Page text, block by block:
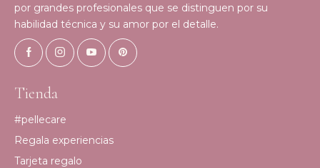
por grandes profesionales que se distinguen por su
habilidad técnica y su amor por el detalle.
Tienda
#pellecare
Regala experiencias
Tarjeta regalo